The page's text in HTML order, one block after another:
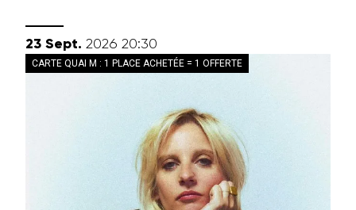
23 septembre
Sept. 2026 20:30
CARTE QUAI M : 1 PLACE ACHETÉE = 1 OFFERTE